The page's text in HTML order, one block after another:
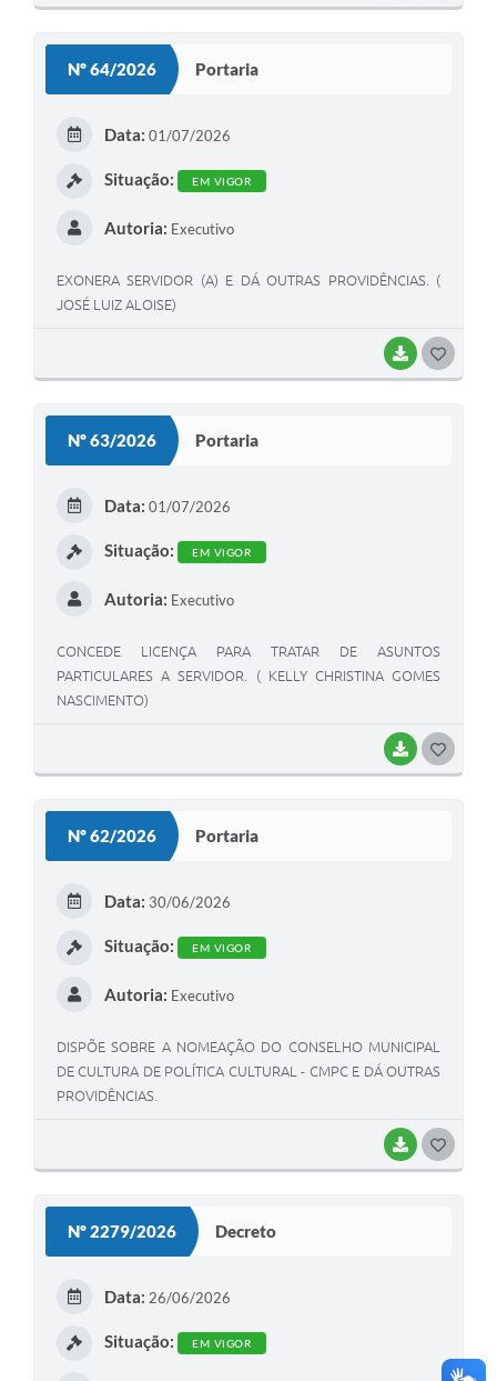
Nº 64/2026 Portaria
BAIXAR
Data: 01/07/2026
Situação: EM VIGOR
Autoria: Executivo
EXONERA SERVIDOR (A) E DÁ OUTRAS PROVIDÊNCIAS. (
JOSÉ LUIZ ALOISE)
Nº 63/2026 Portaria
BAIXAR
Data: 01/07/2026
Situação: EM VIGOR
Autoria: Executivo
CONCEDE LICENÇA PARA TRATAR DE ASUNTOS
PARTICULARES A SERVIDOR. ( KELLY CHRISTINA GOMES
NASCIMENTO)
Nº 62/2026 Portaria
BAIXAR
Data: 30/06/2026
Situação: EM VIGOR
Autoria: Executivo
DISPÕE SOBRE A NOMEAÇÃO DO CONSELHO MUNICIPAL
DE CULTURA DE POLÍTICA CULTURAL - CMPC E DÁ OUTRAS
PROVIDÊNCIAS.
Nº 2279/2026 Decreto
Data: 26/06/2026
Situação: EM VIGOR